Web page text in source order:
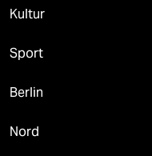
Kultur
Sport
Berlin
Nord